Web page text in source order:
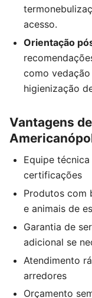
acesso.
Orientação
como
higienização
Vantagens
Equipe
certificações
Produtos com
e animais de
Garantia de
adicional se
Atendimento
arredores
Orçamento